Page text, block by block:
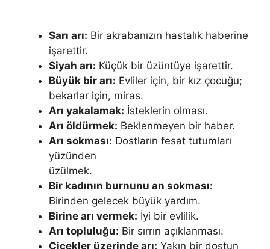
Sarı arı: Bir akrabanızın hastalık haberine
işarettir.
Siyah arı: Küçük bir üzüntüye işarettir.
Büyük bir arı: Evliler için, bir kız çocuğu;
bekarlar için, miras.
Arı yakalamak: İsteklerin olması.
Arı öldürmek: Beklenmeyen bir haber.
Arı sokması: Dostların fesat tutumları
yüzünden
üzülmek.
Bir kadının burnunu an sokması:
Birinden gelecek büyük yardım.
Birine arı vermek: İyi bir evlilik.
Arı topluluğu: Bir sırrın açıklanması.
Çiçekler üzerinde arı: Yakın bir dostun